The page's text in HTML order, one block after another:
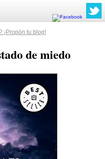
¡Propón tu blog!
de miedo